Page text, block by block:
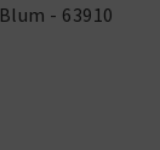
- 63910